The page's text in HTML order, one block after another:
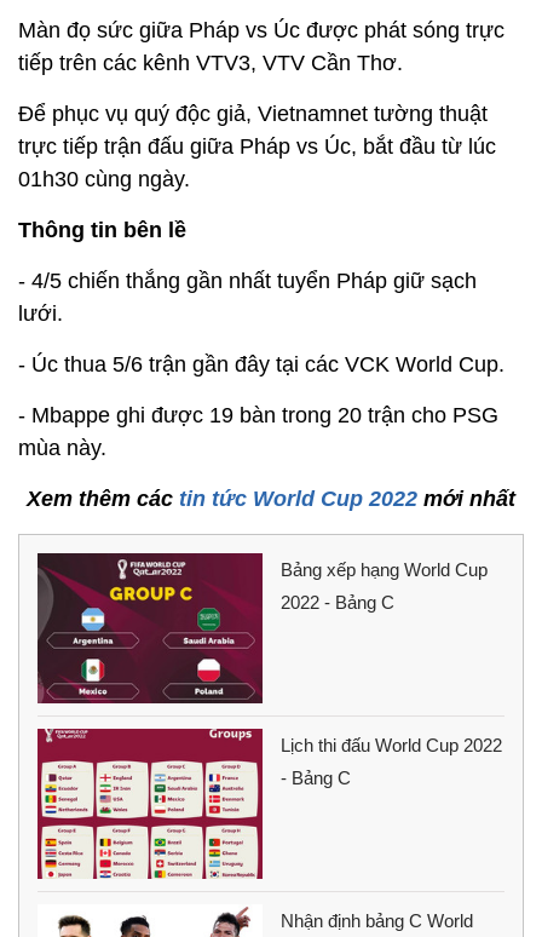
Màn đọ sức giữa Pháp vs Úc được phát sóng trực
tiếp trên các kênh VTV3, VTV Cần Thơ.
Để phục vụ quý độc giả, Vietnamnet tường thuật
trực tiếp trận đấu giữa Pháp vs Úc, bắt đầu từ lúc
01h30 cùng ngày.
Thông tin bên lề
- 4/5 chiến thắng gần nhất tuyển Pháp giữ sạch
lưới.
- Úc thua 5/6 trận gần đây tại các VCK World Cup.
- Mbappe ghi được 19 bàn trong 20 trận cho PSG
mùa này.
Xem thêm các tin tức World Cup 2022 mới nhất
Bảng xếp hạng World Cup
2022 - Bảng C
Lịch thi đấu World Cup 2022
- Bảng C
Nhận định bảng C World